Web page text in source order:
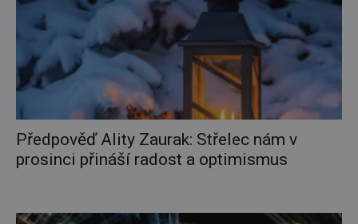
Předpověď Ality Zaurak: Střelec nám v
prosinci přináší radost a optimismus